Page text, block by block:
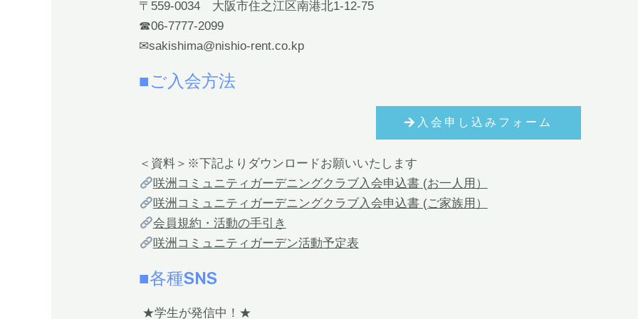
〒559-0034 大阪市住之江区南港北1-12-75
☎06-7777-2099
✉sakishima@nishio-rent.co.kp
■ご入会方法
入会申し込みフォーム
＜資料＞※下記よりダウンロードお願いいたします
咲洲コミュニティガーデニングクラブ入会申込書 (お一人用）
咲洲コミュニティガーデニングクラブ入会申込書 (ご家族用）
会員規約・活動の手引き
咲洲コミュニティガーデン活動予定表
■各種SNS
★学生が発信中！★